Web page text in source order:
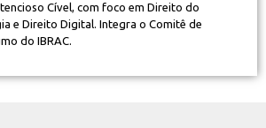
Cível, com foco em Direito do
e Direito Digital. Integra o Comitê de
do IBRAC.